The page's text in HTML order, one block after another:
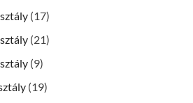
(17)
(21)
(9)
(19)